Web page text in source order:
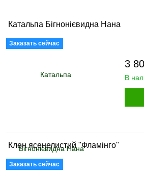
Катальпа Бігнонієвидна Нана
Заказать сейчас
3
В
Клен ясенелистий "Фламінго"
Заказать сейчас